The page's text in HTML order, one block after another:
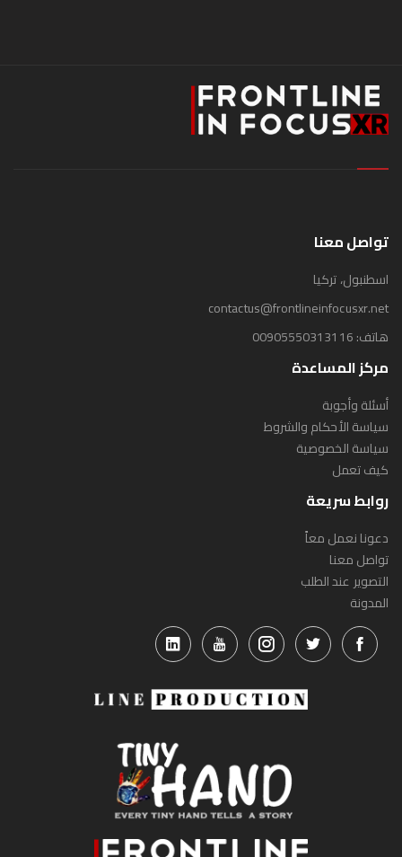
تواصل معنا
اسطنبول، تركيا
contactus@frontlineinfocusxr.net
هاتف:00905550313116
مركز المساعدة
أسئلة وأجوبة
سياسة الأحكام والشروط
سياسة الخصوصية
كيف تعمل
روابط سريعة
دعونا نعمل معاً
تواصل معنا
التصوير عند الطلب
المدونة